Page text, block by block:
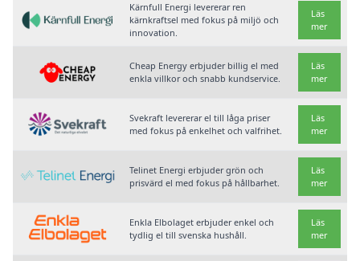
Kärnfull Energi levererar ren
kärnkraftsel med fokus på miljö och
innovation.
Läs
mer
Cheap Energy erbjuder billig el med
enkla villkor och snabb kundservice.
Läs
mer
Svekraft levererar el till låga priser
med fokus på enkelhet och valfrihet.
Läs
mer
Telinet Energi erbjuder grön och
prisvärd el med fokus på hållbarhet.
Läs
mer
Enkla Elbolaget erbjuder enkel och
tydlig el till svenska hushåll.
Läs
mer